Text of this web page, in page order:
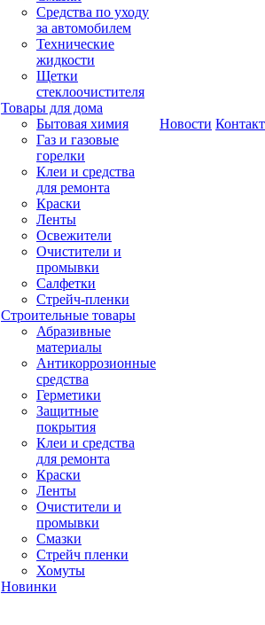
Средства по уходу
за автомобилем
Технические
жидкости
Щетки
стеклоочистителя
Товары для дома
Бытовая химия
Газ и газовые
горелки
Клеи и средства
для ремонта
Краски
Ленты
Освежители
Очистители и
промывки
Салфетки
Стрейч-пленки
Строительные товары
Абразивные
материалы
Антикоррозионные
средства
Герметики
Защитные
покрытия
Клеи и средства
для ремонта
Краски
Ленты
Очистители и
промывки
Смазки
Стрейч пленки
Хомуты
Новинки
Новости